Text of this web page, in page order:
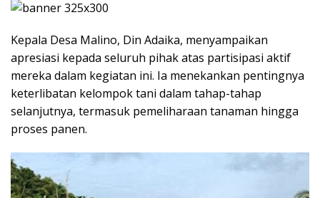
Kepala Desa Malino, Din Adaika, menyampaikan
apresiasi kepada seluruh pihak atas partisipasi aktif
mereka dalam kegiatan ini. Ia menekankan pentingnya
keterlibatan kelompok tani dalam tahap-tahap
selanjutnya, termasuk pemeliharaan tanaman hingga
proses panen.